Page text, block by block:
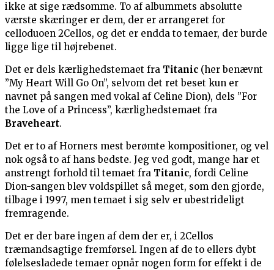
ikke at sige rædsomme. To af albummets absolutte
værste skæringer er dem, der er arrangeret for
celloduoen 2Cellos, og det er endda to temaer, der burde
ligge lige til højrebenet.
Det er dels kærlighedstemaet fra Titanic (her benævnt
”My Heart Will Go On”, selvom det ret beset kun er
navnet på sangen med vokal af Celine Dion), dels ”For
the Love of a Princess”, kærlighedstemaet fra
Braveheart.
Det er to af Horners mest berømte kompositioner, og vel
nok også to af hans bedste. Jeg ved godt, mange har et
anstrengt forhold til temaet fra Titanic, fordi Celine
Dion-sangen blev voldspillet så meget, som den gjorde,
tilbage i 1997, men temaet i sig selv er ubestrideligt
fremragende.
Det er der bare ingen af dem der er, i 2Cellos
træmandsagtige fremførsel. Ingen af de to ellers dybt
følelsesladede temaer opnår nogen form for effekt i de